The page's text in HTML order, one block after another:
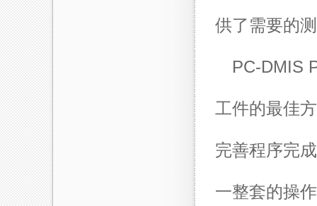
供了需要的
PC-DMIS
工件的最佳
完善程序完
一整套的操